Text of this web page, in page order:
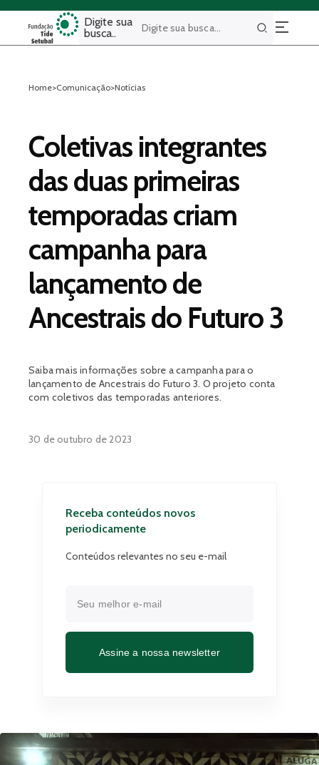
Digite sua
busca..
Buscar
Home>Comunicação>Notícias
Coletivas integrantes
das duas primeiras
temporadas criam
campanha para
lançamento de
Ancestrais do Futuro 3
Saiba mais informações sobre a campanha para o
lançamento de Ancestrais do Futuro 3. O projeto conta
com coletivos das temporadas anteriores.
30 de outubro de 2023
Receba conteúdos novos
periodicamente
Conteúdos relevantes no seu e-mail
Assine a nossa newsletter